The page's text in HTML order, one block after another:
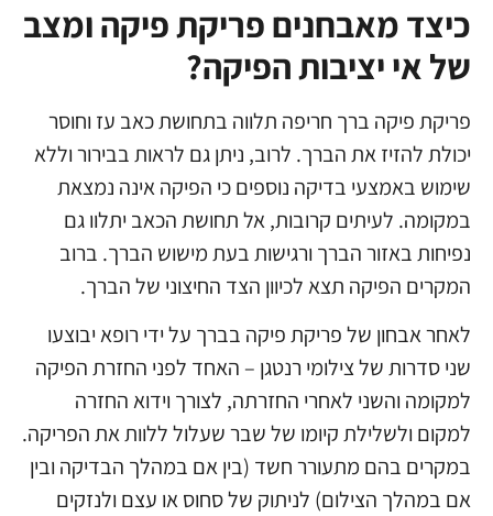
כיצד מאבחנים פריקת פיקה ומצב
של אי יציבות הפיקה?
פריקת פיקה ברך חריפה תלווה בתחושת כאב עז וחוסר
יכולת להזיז את הברך. לרוב, ניתן גם לראות בבירור וללא
שימוש באמצעי בדיקה נוספים כי הפיקה אינה נמצאת
במקומה. לעיתים קרובות, אל תחושת הכאב יתלוו גם
נפיחות באזור הברך ורגישות בעת מישוש הברך. ברוב
המקרים הפיקה תצא לכיוון הצד החיצוני של הברך.
לאחר אבחון של פריקת פיקה בברך על ידי רופא יבוצעו
שני סדרות של צילומי רנטגן – האחד לפני החזרת הפיקה
למקומה והשני לאחרי החזרתה, לצורך וידוא החזרה
למקום ולשלילת קיומו של שבר שעלול ללוות את הפריקה.
במקרים בהם מתעורר חשד (בין אם במהלך הבדיקה ובין
אם במהלך הצילום) לניתוק של סחוס או עצם ולנזקים